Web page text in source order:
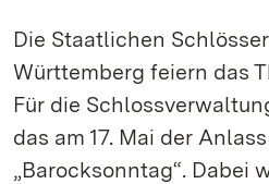
Die Staatlichen
Württemberg feiern das
Für die
das am 17. Mai der
„Barocksonntag“. Dabei